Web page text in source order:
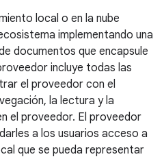
local o en la nube
implementando una
documentos que encapsule
incluye todas las
el proveedor con el
la lectura y la
el proveedor. El proveedor
a los usuarios acceso a
que se pueda representar